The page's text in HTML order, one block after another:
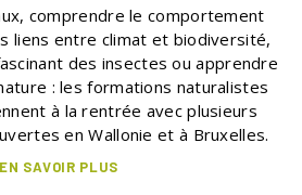
comprendre le comportement
liens entre climat et biodiversité,
des insectes ou apprendre
: les formations naturalistes
à la rentrée avec plusieurs
en Wallonie et à Bruxelles.
EN SAVOIR PLUS